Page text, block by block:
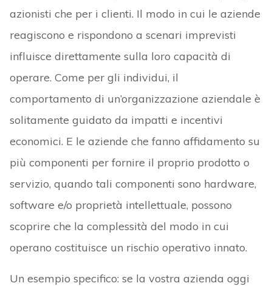
azionisti che per i clienti. Il modo in cui le aziende
reagiscono e rispondono a scenari imprevisti
influisce direttamente sulla loro capacità di
operare. Come per gli individui, il
comportamento di un’organizzazione aziendale è
solitamente guidato da impatti e incentivi
economici. E le aziende che fanno affidamento su
più componenti per fornire il proprio prodotto o
servizio, quando tali componenti sono hardware,
software e/o proprietà intellettuale, possono
scoprire che la complessità del modo in cui
operano costituisce un rischio operativo innato.
Un esempio specifico: se la vostra azienda oggi